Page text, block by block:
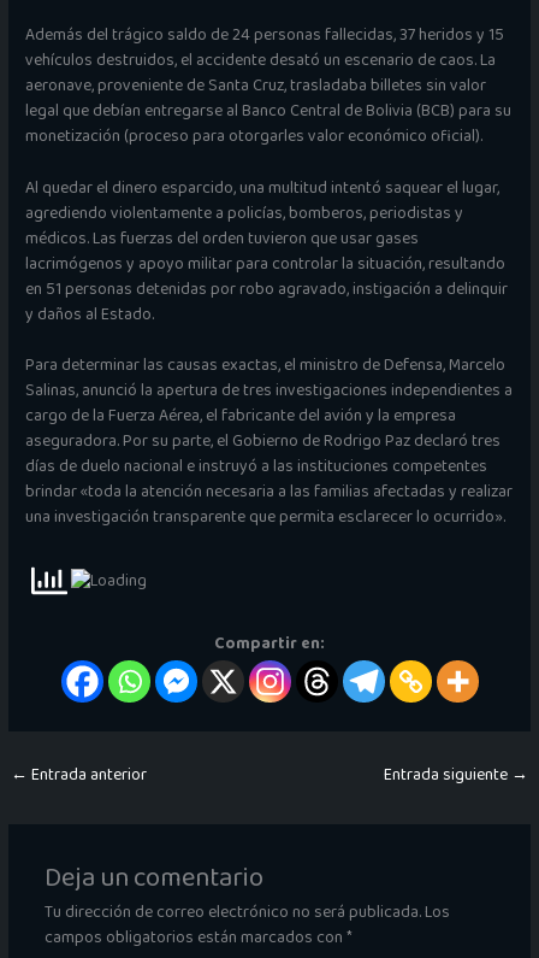
Además del trágico saldo de 24 personas fallecidas, 37 heridos y 15
vehículos destruidos, el accidente desató un escenario de caos. La
aeronave, proveniente de Santa Cruz, trasladaba billetes sin valor
legal que debían entregarse al Banco Central de Bolivia (BCB) para su
monetización (proceso para otorgarles valor económico oficial).
Al quedar el dinero esparcido, una multitud intentó saquear el lugar,
agrediendo violentamente a policías, bomberos, periodistas y
médicos. Las fuerzas del orden tuvieron que usar gases
lacrimógenos y apoyo militar para controlar la situación, resultando
en 51 personas detenidas por robo agravado, instigación a delinquir
y daños al Estado.
Para determinar las causas exactas, el ministro de Defensa, Marcelo
Salinas, anunció la apertura de tres investigaciones independientes a
cargo de la Fuerza Aérea, el fabricante del avión y la empresa
aseguradora. Por su parte, el Gobierno de Rodrigo Paz declaró tres
días de duelo nacional e instruyó a las instituciones competentes
brindar «toda la atención necesaria a las familias afectadas y realizar
una investigación transparente que permita esclarecer lo ocurrido».
Compartir en:
← Entrada anterior Entrada siguiente →
Deja un comentario
Tu dirección de correo electrónico no será publicada.Los
campos obligatorios están marcados con*